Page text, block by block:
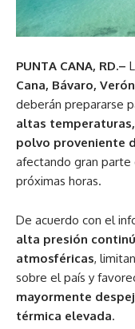
PUNTA CANA, RD.–
Cana, Bávaro,
deberán prepararse
altas
polvo proveniente
afectando gran
próximas horas.
De acuerdo con el
alta presión
atmosféricas,
sobre el país y
mayormente
térmica elevada.